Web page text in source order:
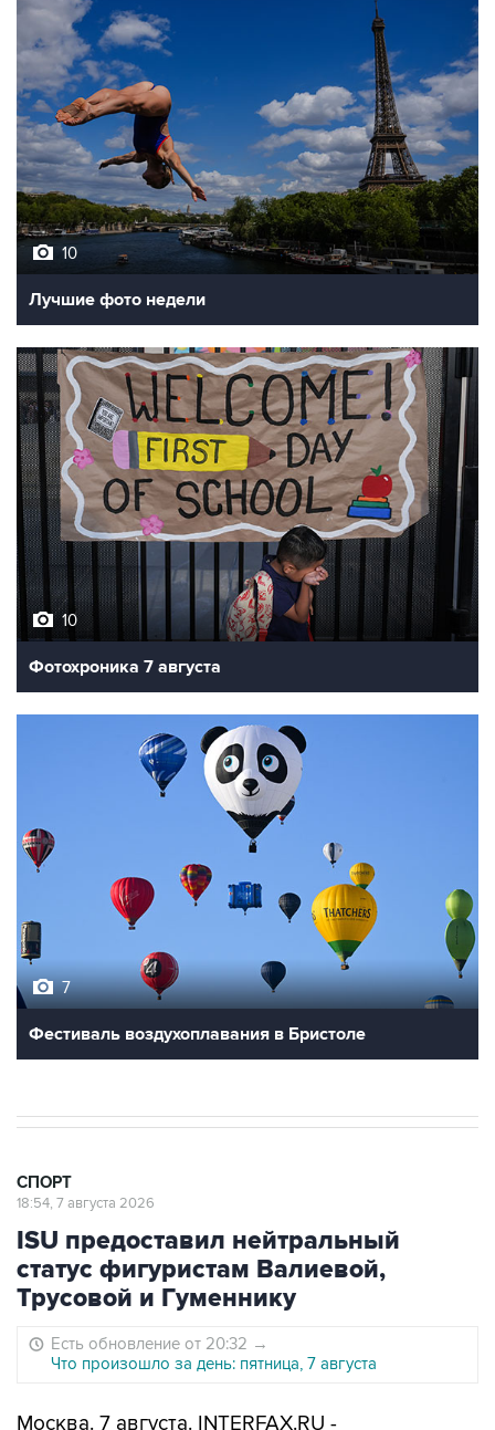
10
Лучшие фото недели
10
Фотохроника 7 августа
7
Фестиваль воздухоплавания в Бристоле
СПОРТ
18:54, 7 августа 2026
ISU предоставил нейтральный
статус фигуристам Валиевой,
Трусовой и Гуменнику
Есть обновление от 20:32 →
Что произошло за день: пятница, 7 августа
Москва. 7 августа. INTERFAX.RU -